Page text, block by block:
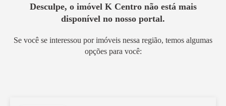
Desculpe, o imóvel K Centronão está mais
disponível no nosso portal.
Se você se interessou por imóveis nessa região, temos algumas
opções para você: